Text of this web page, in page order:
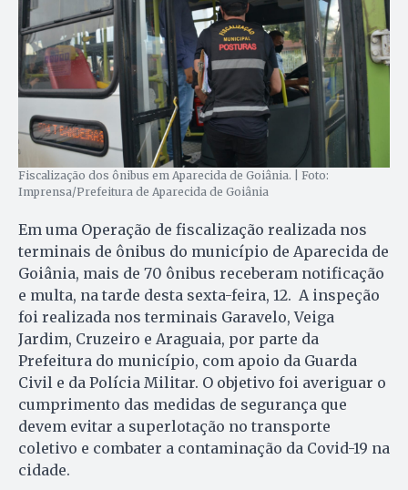
Fiscalização dos ônibus em Aparecida de Goiânia. | Foto:
Imprensa/Prefeitura de Aparecida de Goiânia
Em uma Operação de fiscalização realizada nos
terminais de ônibus do município de Aparecida de
Goiânia, mais de 70 ônibus receberam notificação
e multa, na tarde desta sexta-feira, 12. A inspeção
foi realizada nos terminais Garavelo, Veiga
Jardim, Cruzeiro e Araguaia, por parte da
Prefeitura do município, com apoio da Guarda
Civil e da Polícia Militar. O objetivo foi averiguar o
cumprimento das medidas de segurança que
devem evitar a superlotação no transporte
coletivo e combater a contaminação da Covid-19 na
cidade.